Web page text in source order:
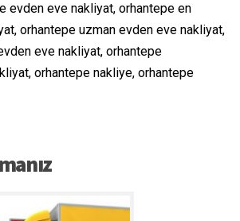
evden eve nakliyat, orhantepe en
orhantepe uzman evden eve nakliyat,
eve nakliyat, orhantepe
orhantepe nakliye, orhantepe